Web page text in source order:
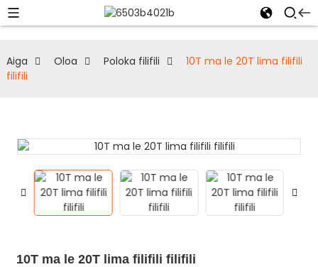
Aiga Oloa Poloka filifili
10T ma le 20T lima filifili
filifili
10T ma le 20T lima filifili filifili